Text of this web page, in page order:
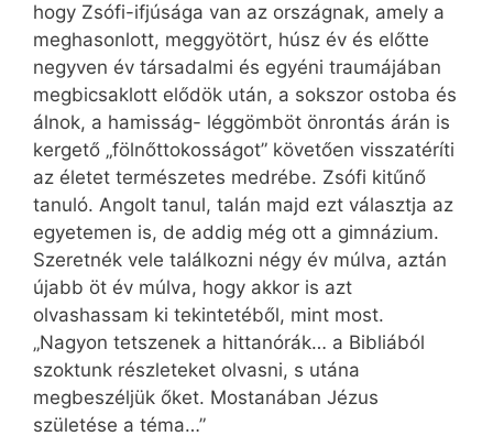
hogy Zsófi-ifjúsága van az országnak, amely a
meghasonlott, meggyötört, húsz év és előtte
negyven év társadalmi és egyéni traumájában
megbicsaklott elődök után, a sokszor ostoba és
álnok, a hamisság- léggömböt önrontás árán is
kergető „fölnőttokosságot” követően visszatéríti
az életet természetes medrébe. Zsófi kitűnő
tanuló. Angolt tanul, talán majd ezt választja az
egyetemen is, de addig még ott a gimnázium.
Szeretnék vele találkozni négy év múlva, aztán
újabb öt év múlva, hogy akkor is azt
olvashassam ki tekintetéből, mint most.
„Nagyon tetszenek a hittanórák… a Bibliából
szoktunk részleteket olvasni, s utána
megbeszéljük őket. Mostanában Jézus
születése a téma…”